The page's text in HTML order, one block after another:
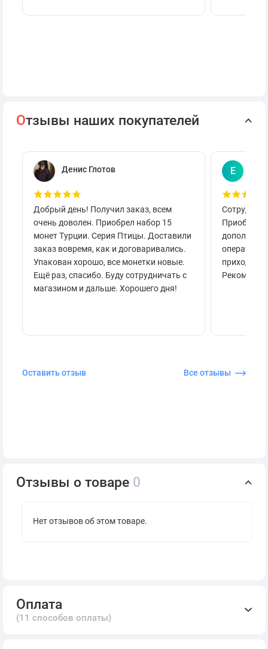
Отзывы наших покупателей
Денис Глотов
Добрый день! Получил заказ, всем
очень доволен. Приобрел набор 15
монет Турции. Серия Птицы. Доставили
заказ вовремя, как и договаривались.
Упакован хорошо, все монетки новые.
Ещё раз, спасибо. Буду сотрудничать с
магазином и дальше. Хорошего дня!
Е
приходило
Оставить отзыв Все отзывы
Отзывы о товаре 0
Нет отзывов об этом товаре.
Оплата
(11 способов оплаты)